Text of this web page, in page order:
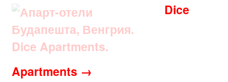
Dice
Apartments →